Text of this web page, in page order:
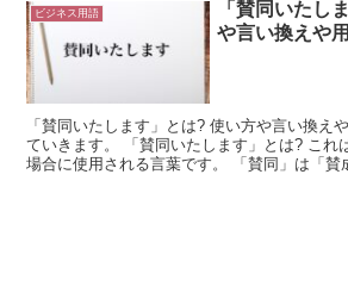
ビジネス用語
「賛同いたし
や言い換えや
「賛同いたします」とは? 使い方や言い換え
ていきます。 「賛同いたします」とは? これ
場合に使用される言葉です。 「賛同」は「賛